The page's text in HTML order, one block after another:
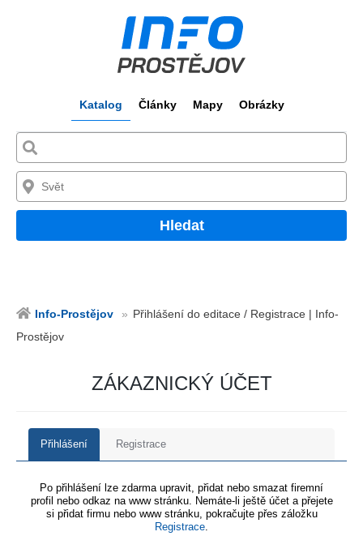
Katalog Články Mapy Obrázky
Hledat
Info-Prostějov
Přihlášení do editace / Registrace | Info-
Prostějov
ZÁKAZNICKÝ ÚČET
Přihlášení Registrace
Po přihlášení lze zdarma upravit, přidat nebo smazat firemní
profil nebo odkaz na www stránku. Nemáte-li ještě účet a přejete
si přidat firmu nebo www stránku, pokračujte přes záložku
Registrace.